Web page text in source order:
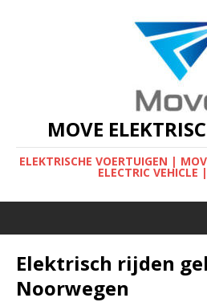
MOVE
ELEKTRISCHE VOERTUIGEN |
ELECTRIC VEHICLE
Elektrisch rijden
Noorwegen